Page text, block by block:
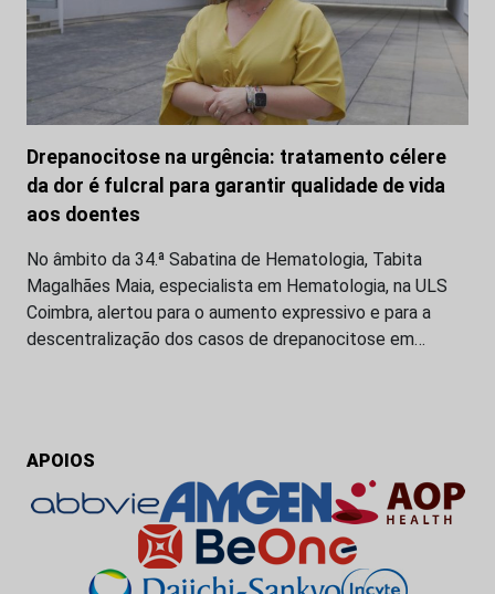
Drepanocitose na urgência: tratamento célere
da dor é fulcral para garantir qualidade de vida
aos doentes
No âmbito da 34.ª Sabatina de Hematologia, Tabita
Magalhães Maia, especialista em Hematologia, na ULS
Coimbra, alertou para o aumento expressivo e para a
descentralização dos casos de drepanocitose em…
APOIOS